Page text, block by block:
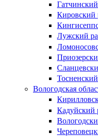
Кировский
Лужский
Вологодская
Кадуйский